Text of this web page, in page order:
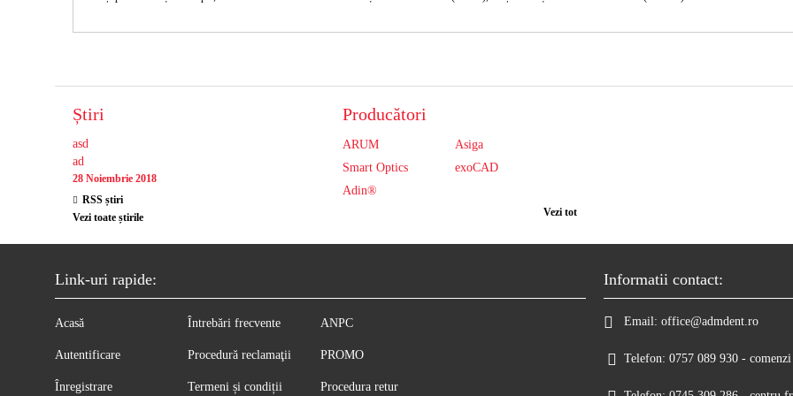
Știri
asd
ad
28 Noiembrie 2018
RSS știri
Vezi toate știrile
Producători
ARUM
Asiga
Smart Optics
exoCAD
Adin®
Vezi tot
Link-uri rapide:
Acasă
Autentificare
Înregistrare
Întrebări frecvente
Procedură reclamaţii
Termeni și condiții
ANPC
PROMO
Procedura retur
Informatii contact:
Email: office@admdent.ro
Telefon: 0757 089 930 -